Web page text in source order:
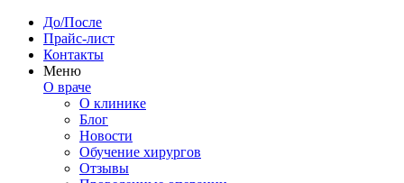
До/После
Прайс-лист
Контакты
Меню
О враче
О клинике
Блог
Новости
Обучение хирургов
Отзывы